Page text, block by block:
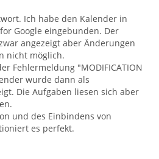
Ich habe den Kalender in
Google eingebunden. Der
angezeigt aber Änderungen
nicht möglich.
Fehlermeldung "MODIFICATION
wurde dann als
Die Aufgaben liesen sich aber
und des Einbindens von
es perfekt.